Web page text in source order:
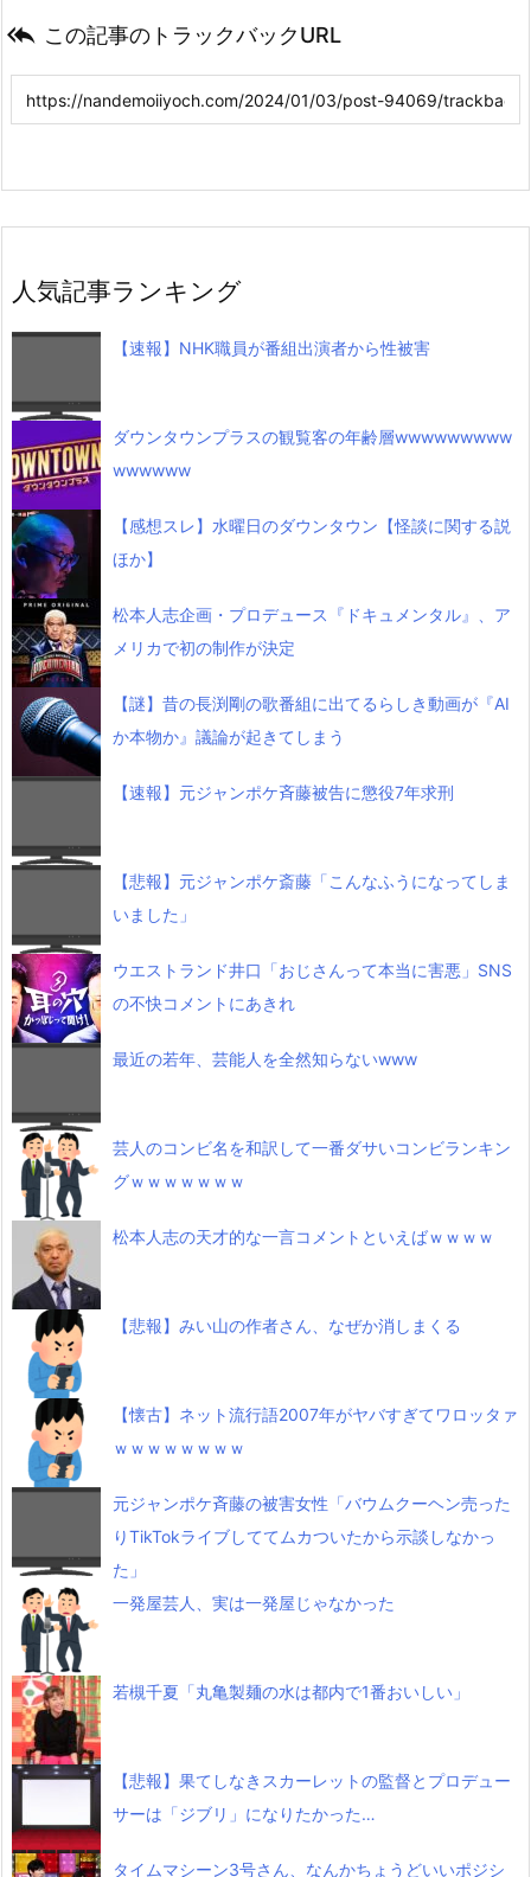
 この記事のトラックバックURL
人気記事ランキング
【速報】NHK職員が番組出演者から性被害
ダウンタウンプラスの観覧客の年齢層wwwwwwwww
wwwwww
【感想スレ】水曜日のダウンタウン【怪談に関する説
ほか】
松本人志企画・プロデュース『ドキュメンタル』、ア
メリカで初の制作が決定
【謎】昔の長渕剛の歌番組に出てるらしき動画が『AI
か本物か』議論が起きてしまう
【速報】元ジャンポケ斉藤被告に懲役7年求刑
【悲報】元ジャンポケ斎藤「こんなふうになってしま
いました」
ウエストランド井口「おじさんって本当に害悪」SNS
の不快コメントにあきれ
最近の若年、芸能人を全然知らないwww
芸人のコンビ名を和訳して一番ダサいコンビランキン
グｗｗｗｗｗｗｗ
松本人志の天才的な一言コメントといえばｗｗｗｗ
【悲報】みい山の作者さん、なぜか消しまくる
【懐古】ネット流行語2007年がヤバすぎてワロッタァ
ｗｗｗｗｗｗｗｗ
元ジャンポケ斉藤の被害女性「バウムクーヘン売った
りTikTokライブしててムカついたから示談しなかっ
た」
一発屋芸人、実は一発屋じゃなかった
若槻千夏「丸亀製麺の水は都内で1番おいしい」
【悲報】果てしなきスカーレットの監督とプロデュー
サーは「ジブリ」になりたかった…
タイムマシーン3号さん、なんかちょうどいいポジシ